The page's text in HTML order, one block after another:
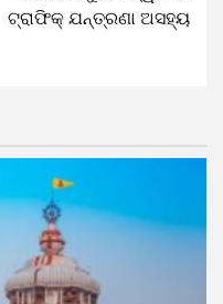
ଟ୍ରାଫିକ୍‌ ଯନ୍ତ୍ରଣା ଅସହ୍ୟ